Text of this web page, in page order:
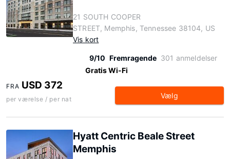
21 SOUTH COOPER
STREET, Memphis, Tennessee 38104, US
Vis kort
9/10 Fremragende 301 anmeldelser
Gratis Wi-Fi
FRA USD 372
per værelse / per nat Vælg
Hyatt Centric Beale Street
Memphis